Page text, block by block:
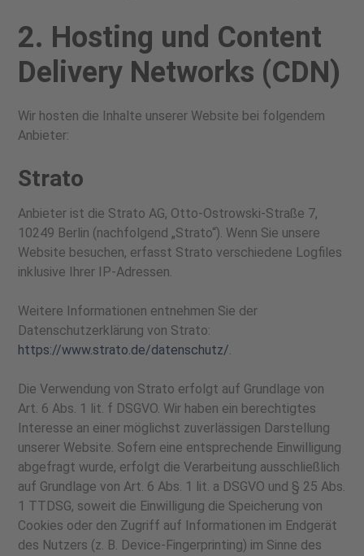
2. Hosting und Content
Delivery Networks (CDN)
Wir hosten die Inhalte unserer Website bei folgendem
Anbieter:
Strato
Anbieter ist die Strato AG, Otto-Ostrowski-Straße 7,
10249 Berlin (nachfolgend „Strato“). Wenn Sie unsere
Website besuchen, erfasst Strato verschiedene Logfiles
inklusive Ihrer IP-Adressen.
Weitere Informationen entnehmen Sie der
Datenschutzerklärung von Strato:
https://www.strato.de/datenschutz/.
Die Verwendung von Strato erfolgt auf Grundlage von
Art. 6 Abs. 1 lit. f DSGVO. Wir haben ein berechtigtes
Interesse an einer möglichst zuverlässigen Darstellung
unserer Website. Sofern eine entsprechende Einwilligung
abgefragt wurde, erfolgt die Verarbeitung ausschließlich
auf Grundlage von Art. 6 Abs. 1 lit. a DSGVO und § 25 Abs.
1 TTDSG, soweit die Einwilligung die Speicherung von
Cookies oder den Zugriff auf Informationen im Endgerät
des Nutzers (z. B. Device-Fingerprinting) im Sinne des